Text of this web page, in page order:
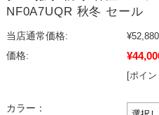
NF0A7UQR 秋冬 セール
当店通常価格: ¥52,880
価格:
[ポイ
カラー：